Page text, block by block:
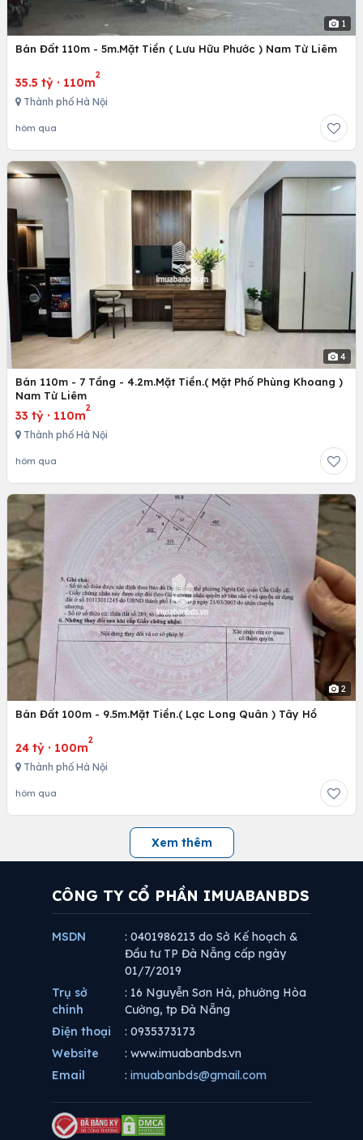
1
Bán Đất 110m - 5m.Mặt Tiền ( Lưu Hữu Phước ) Nam Từ Liêm
35.5 tỷ · 110m
2
Thành phố Hà Nội
hôm qua
4
Bán 110m - 7 Tầng - 4.2m.Mặt Tiền.( Mặt Phố Phùng Khoang )
Nam Từ Liêm
33 tỷ · 110m
2
Thành phố Hà Nội
hôm qua
2
Bán Đất 100m - 9.5m.Mặt Tiền.( Lạc Long Quân ) Tây Hồ
24 tỷ · 100m
2
Thành phố Hà Nội
hôm qua
Xem thêm
CÔNG TY CỔ PHẦN IMUABANBDS
MSDN
: 0401986213 do Sở Kế hoạch &
Đầu tư TP Đà Nẵng cấp ngày
01/7/2019
Trụ sở
chính
: 16 Nguyễn Sơn Hà, phường Hòa
Cường, tp Đà Nẵng
Điện thoại
: 0935373173
Website
: www.imuabanbds.vn
Email
: imuabanbds@gmail.com